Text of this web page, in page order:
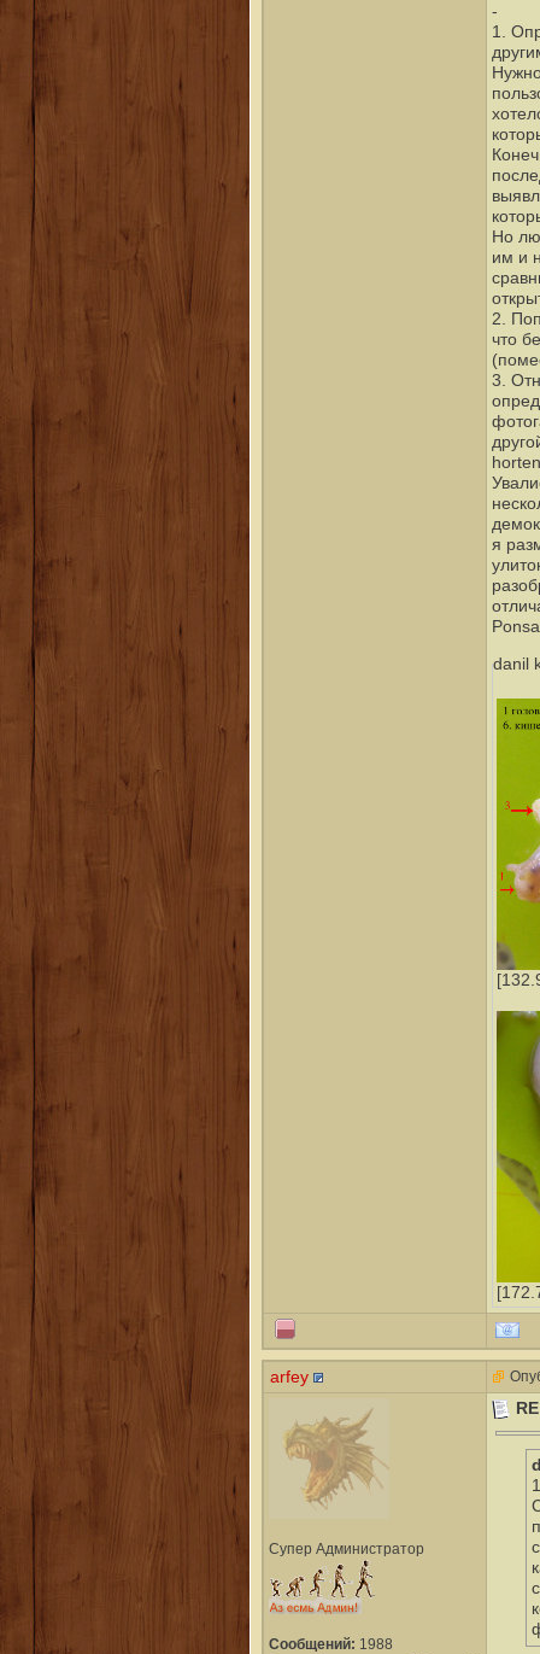
-
1.
Но
им и
2.
что
3.
я
danil
arfey
Супер Администратор
Сообщений: 1988